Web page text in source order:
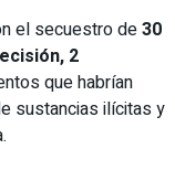
el secuestro de30
2
que habrían
sustancias ilícitas y